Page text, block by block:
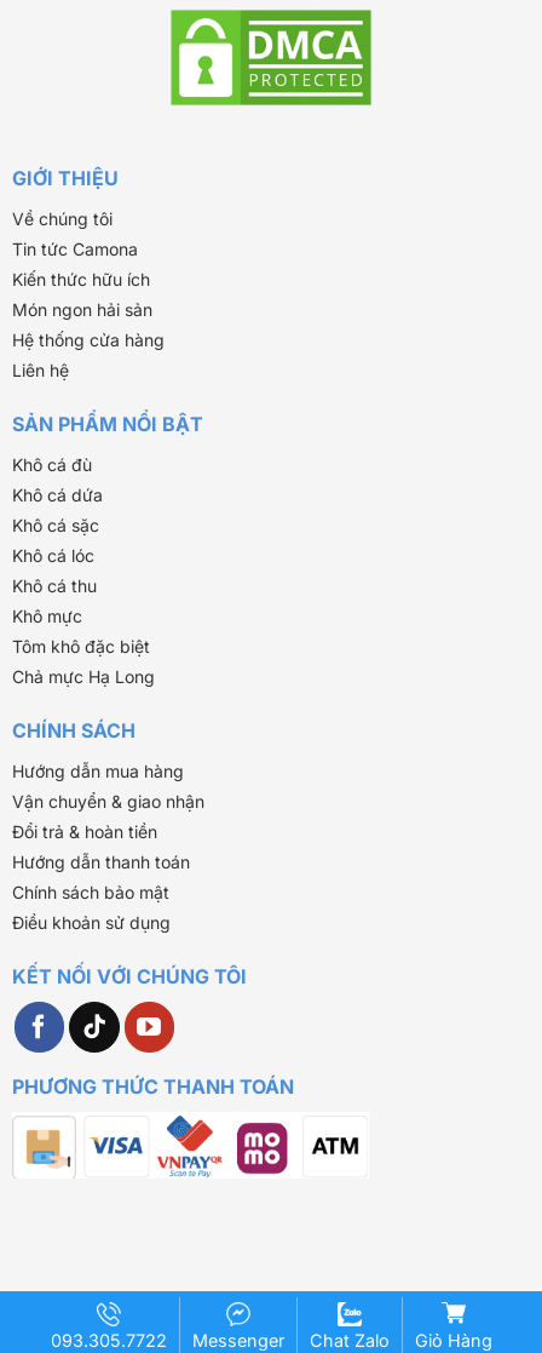
GIỚI THIỆU
Về chúng tôi
Tin tức Camona
Kiến thức hữu ích
Món ngon hải sản
Hệ thống cửa hàng
Liên hệ
SẢN PHẨM NỔI BẬT
Khô cá đù
Khô cá dứa
Khô cá sặc
Khô cá lóc
Khô cá thu
Khô mực
Tôm khô đặc biệt
Chả mực Hạ Long
CHÍNH SÁCH
Hướng dẫn mua hàng
Vận chuyển & giao nhận
Đổi trả & hoàn tiền
Hướng dẫn thanh toán
Chính sách bảo mật
Điều khoản sử dụng
KẾT NỐI VỚI CHÚNG TÔI
PHƯƠNG THỨC THANH TOÁN
093.305.7722 Messenger Chat Zalo Giỏ Hàng